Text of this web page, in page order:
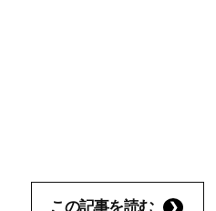
この記事を読む